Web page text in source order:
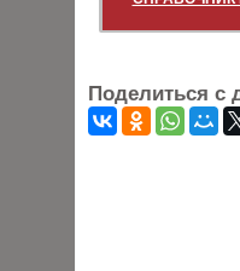
Поделиться с